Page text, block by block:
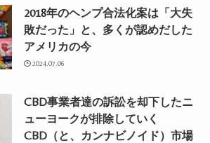
2018年のヘンプ合法化案は「大失
敗だった」と、多くが認めだした
アメリカの今
2024.07.06
CBD事業者達の訴訟を却下したニ
ューヨークが排除していく
CBD（と、カンナビノイド）市場